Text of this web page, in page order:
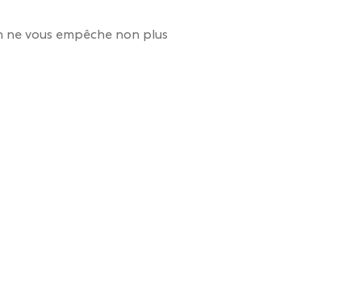
ne vous empêche non plus